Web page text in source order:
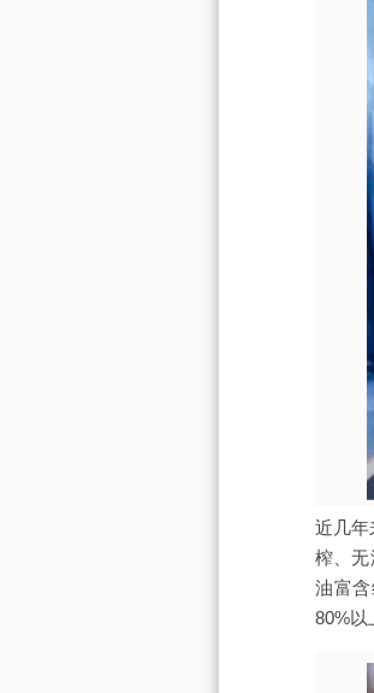
近几年
榨、
油富
80%以